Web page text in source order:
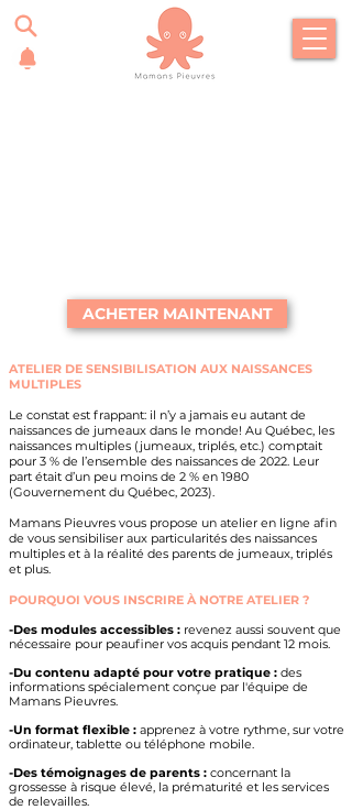
ACHETER MAINTENANT
ATELIER DE SENSIBILISATION AUX NAISSANCES
MULTIPLES
Le constat est frappant: il n’y a jamais eu autant de
naissances de jumeaux dans le monde! Au Québec, les
naissances multiples (jumeaux, triplés, etc.) comptait
pour 3 % de l’ensemble des naissances de 2022. Leur
part était d’un peu moins de 2 % en 1980
(Gouvernement du Québec, 2023).
Mamans Pieuvres vous propose un atelier en ligne afin
de vous sensibiliser aux particularités des naissances
multiples et à la réalité des parents de jumeaux, triplés
et plus.
POURQUOI VOUS INSCRIRE À NOTRE ATELIER ?
-Des modules accessibles : revenez aussi souvent que
nécessaire pour peaufiner vos acquis pendant 12 mois.
-Du contenu adapté pour votre pratique : des
informations spécialement conçue par l'équipe de
Mamans Pieuvres.
-Un format flexible : apprenez à votre rythme, sur votre
ordinateur, tablette ou téléphone mobile.
-Des témoignages de parents : concernant la
grossesse à risque élevé, la prématurité et les services
de relevailles.